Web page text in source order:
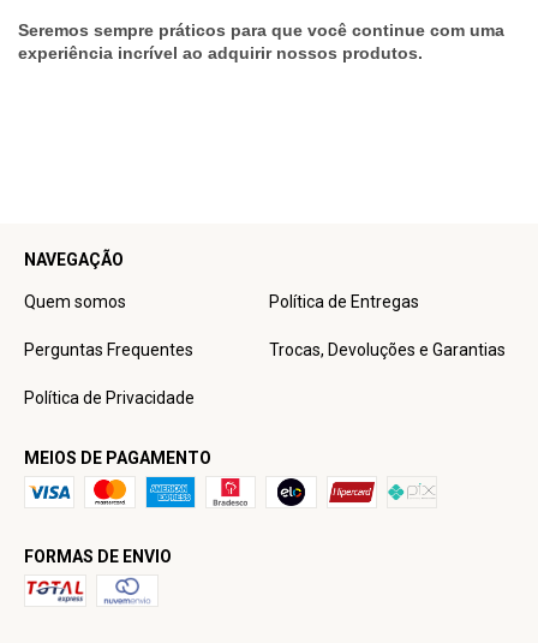
Seremos sempre práticos para que você continue com uma
experiência incrível ao adquirir nossos produtos.
NAVEGAÇÃO
Quem somos Política de Entregas
Perguntas Frequentes Trocas, Devoluções e Garantias
Política de Privacidade
MEIOS DE PAGAMENTO
FORMAS DE ENVIO